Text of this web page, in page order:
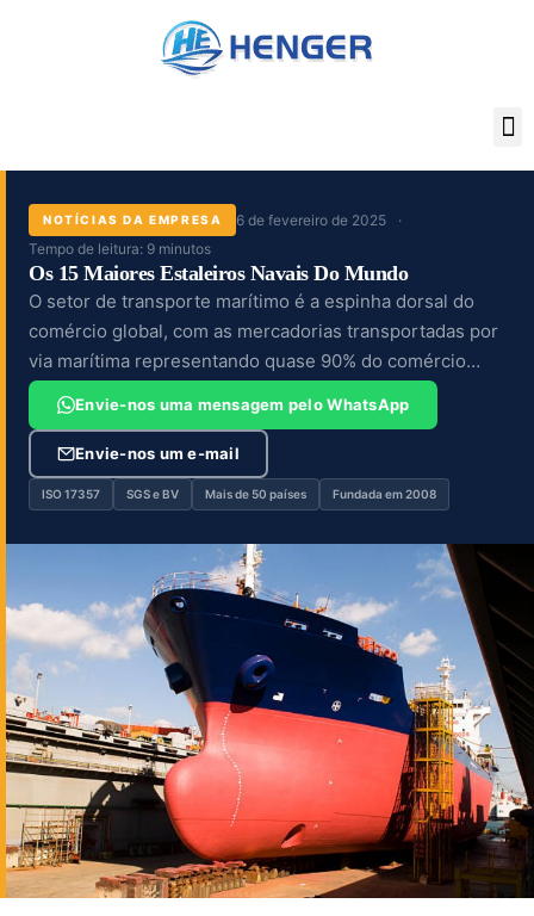
NOTÍCIAS DA EMPRESA
6 de fevereiro de 2025
Tempo de leitura: 9 minutos
Os 15 Maiores Estaleiros Navais Do Mundo
O setor de transporte marítimo é a espinha dorsal do
comércio global, com as mercadorias transportadas por
via marítima representando quase 90% do comércio
mundial a cada ano. À medida que a globalização se
acelera,...
Envie-nos uma mensagem pelo WhatsApp
Envie-nos um e-mail
ISO 17357 SGS e BV Mais de 50 países Fundada em 2008